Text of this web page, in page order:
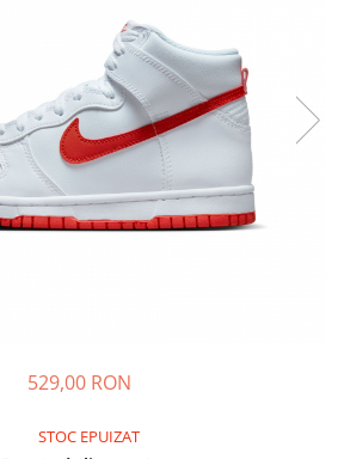
529,00 RON
STOC EPUIZAT